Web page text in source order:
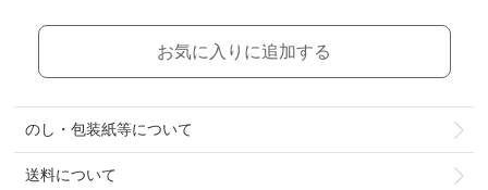
お気に入りに追加する
のし・包装紙等について
送料について